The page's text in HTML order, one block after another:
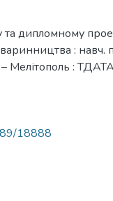
дипломному
: навч.
Мелітополь :
18888